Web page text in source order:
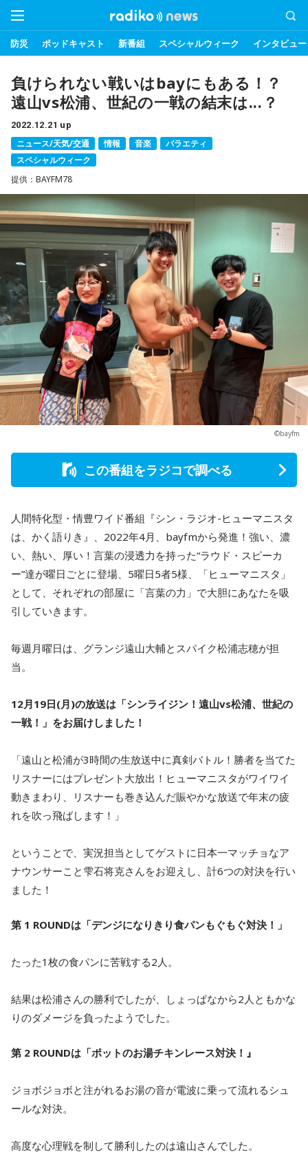
防災 ポッドキャスト 新番組 スペシャルウィーク インタビュー
負けられない戦いはbayにもある！？
遠山vs松浦、世紀の一戦の結末は...？
2022.12.21 up
ニュース/天気/交通 情報 音楽
バラエティ
スペシャルウィーク
提供：BAYFM78
©bayfm
この番組をラジコで調べる
人間特化型・情豊ワイド番組『シン・ラジオ-ヒューマニスタ
は、かく語りき』、2022年4月、bayfmから発進！強い、濃
い、熱い、厚い！言葉の浸透力を持った“ラウド・スピーカ
ー”達が曜日ごとに登場、5曜日5者5様、「ヒューマニスタ」
として、それぞれの部屋に「言葉の力」で大胆にあなたを吸
引していきます。
毎週月曜日は、グランジ遠山大輔とスパイク松浦志穂が担
当。
12月19日(月)の放送は「シンライジン！遠山vs松浦、世紀の
一戦！」をお届けしました！
「遠山と松浦が3時間の生放送中に真剣バトル！勝者を当てた
リスナーにはプレゼント大放出！ヒューマニスタがワイワイ
動きまわり、リスナーも巻き込んだ賑やかな放送で年末の疲
れを吹っ飛ばします！」
ということで、実況担当としてゲストに日本一マッチョなア
ナウンサーこと雫石将克さんをお迎えし、計6つの対決を行い
ました！
第 1 ROUNDは「デンジになりきり食パンもぐもぐ対決！」
たった1枚の食パンに苦戦する2人。
結果は松浦さんの勝利でしたが、しょっぱなから2人ともかな
りのダメージを負ったようでした。
第 2 ROUNDは「ポットのお湯チキンレース対決！』
ジョボジョボと注がれるお湯の音が電波に乗って流れるシュ
ールな対決。
高度な心理戦を制して勝利したのは遠山さんでした。